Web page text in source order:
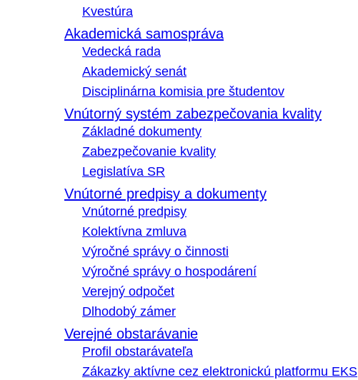
Kvestúra
Akademická samospráva
Vedecká rada
Akademický senát
Disciplinárna komisia pre študentov
Vnútorný systém zabezpečovania kvality
Základné dokumenty
Zabezpečovanie kvality
Legislatíva SR
Vnútorné predpisy a dokumenty
Vnútorné predpisy
Kolektívna zmluva
Výročné správy o činnosti
Výročné správy o hospodárení
Verejný odpočet
Dlhodobý zámer
Verejné obstarávanie
Profil obstarávateľa
Zákazky aktívne cez elektronickú platformu EKS